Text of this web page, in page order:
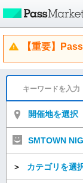
【重要】
開催地を選択
SMTOWN
＞ カテゴリを選